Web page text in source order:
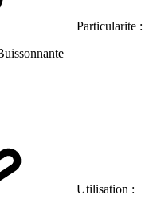
Particularite :
Utilisation :